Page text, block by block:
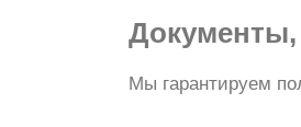
Мы гарантируем